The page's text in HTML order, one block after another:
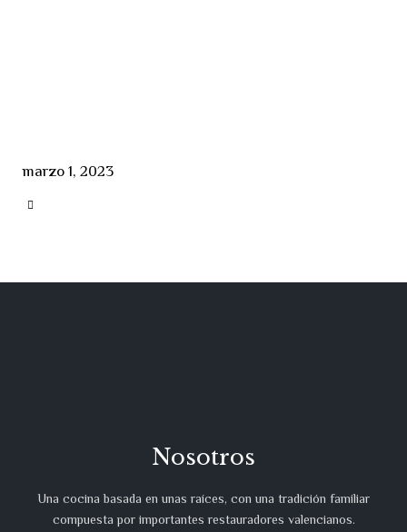
marzo 1, 2023

Nosotros
Una cocina basada en unas raíces, con una tradición familiar
compuesta por importantes restauradores valencianos.